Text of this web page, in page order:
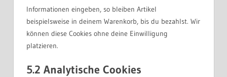
Informationen eingeben, so bleiben Artikel
beispielsweise in deinem Warenkorb, bis du bezahlst. Wir
können diese Cookies ohne deine Einwilligung
platzieren.
5.2 Analytische Cookies